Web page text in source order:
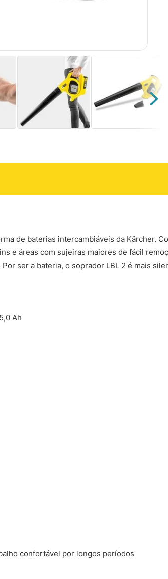
de baterias intercambiáveis da Kärcher.
e áreas com sujeiras maiores de fácil
ser a bateria, o soprador LBL 2 é mais
Ah
confortável por longos períodos